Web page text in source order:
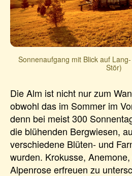
Sonnenaufgang mit Blick auf
Stör)
Die Alm ist nicht nur zum
obwohl das im Sommer im
denn bei meist 300
die blühenden Bergwiesen,
verschiedene Blüten- und
wurden. Krokusse,
Alpenrose erfreuen zu